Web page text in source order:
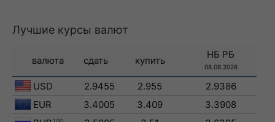
Лучшие курсы валют
валюта сдать купить
НБ РБ
08.08.2026
USD 2.9455 2.955
2.9386
EUR
3.4005 3.409
3.3908